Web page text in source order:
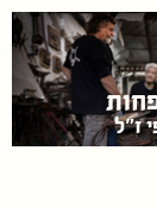
ז"ל